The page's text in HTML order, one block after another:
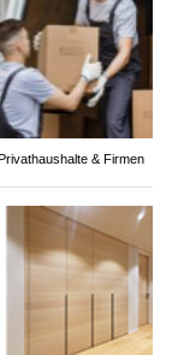
& Firmen